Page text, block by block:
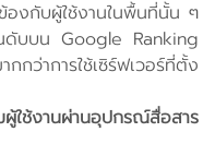
องกับผู้ใช้งานในพื้นที่นั้น ๆ
ดับบน Google Ranking
กว่าการใช้เซิร์ฟเวอร์ที่ตั้ง
ช้งานผ่านอุปกรณ์สื่อสาร